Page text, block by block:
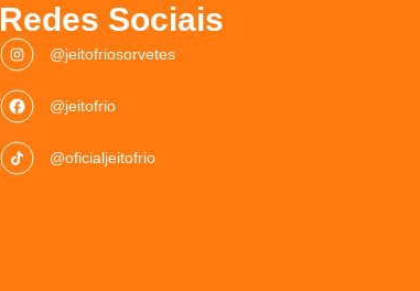
Redes Sociais
@jeitofriosorvetes
@jeitofrio
@oficialjeitofrio